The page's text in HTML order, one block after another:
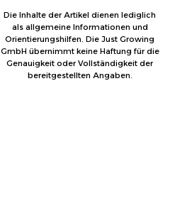
Die Inhalte der Artikel dienen lediglich
als allgemeine Informationen und
Orientierungshilfen. Die Just Growing
GmbH übernimmt keine Haftung für die
Genauigkeit oder Vollständigkeit der
bereitgestellten Angaben.